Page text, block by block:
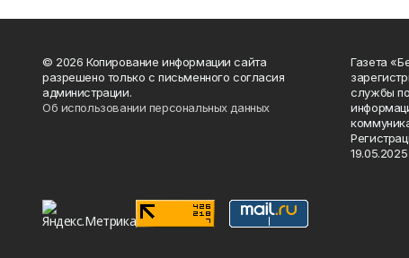
© 2026 Копирование информации сайта
разрешено только с письменного согласия
администрации.
Об использовании персональных данных
Газета
службы
19.05.2025